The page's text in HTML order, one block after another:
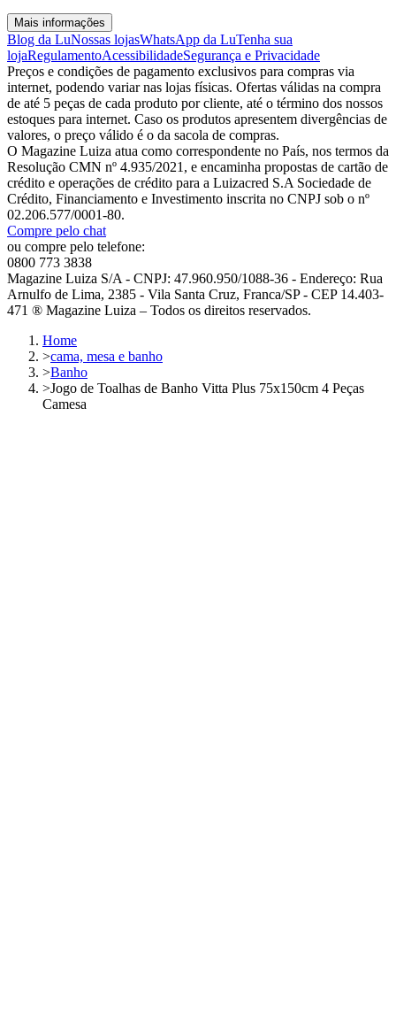
Mais informações
Blog da LuNossas lojasWhatsApp da LuTenha sua
lojaRegulamentoAcessibilidadeSegurança e Privacidade
Preços e condições de pagamento exclusivos para compras via
internet, podendo variar nas lojas físicas. Ofertas válidas na compra
de até 5 peças de cada produto por cliente, até o término dos nossos
estoques para internet. Caso os produtos apresentem divergências de
valores, o preço válido é o da sacola de compras.
O Magazine Luiza atua como correspondente no País, nos termos da
Resolução CMN nº 4.935/2021, e encaminha propostas de cartão de
crédito e operações de crédito para a Luizacred S.A Sociedade de
Crédito, Financiamento e Investimento inscrita no CNPJ sob o nº
02.206.577/0001-80.
Compre pelo chat
ou compre pelo telefone:
0800 773 3838
Magazine Luiza S/A - CNPJ: 47.960.950/1088-36 - Endereço: Rua
Arnulfo de Lima, 2385 - Vila Santa Cruz, Franca/SP - CEP 14.403-
471 ® Magazine Luiza – Todos os direitos reservados.
Home
>cama, mesa e banho
>Banho
>Jogo de Toalhas de Banho Vitta Plus 75x150cm 4 Peças
Camesa